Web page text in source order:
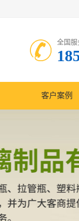
全国服
客户案例